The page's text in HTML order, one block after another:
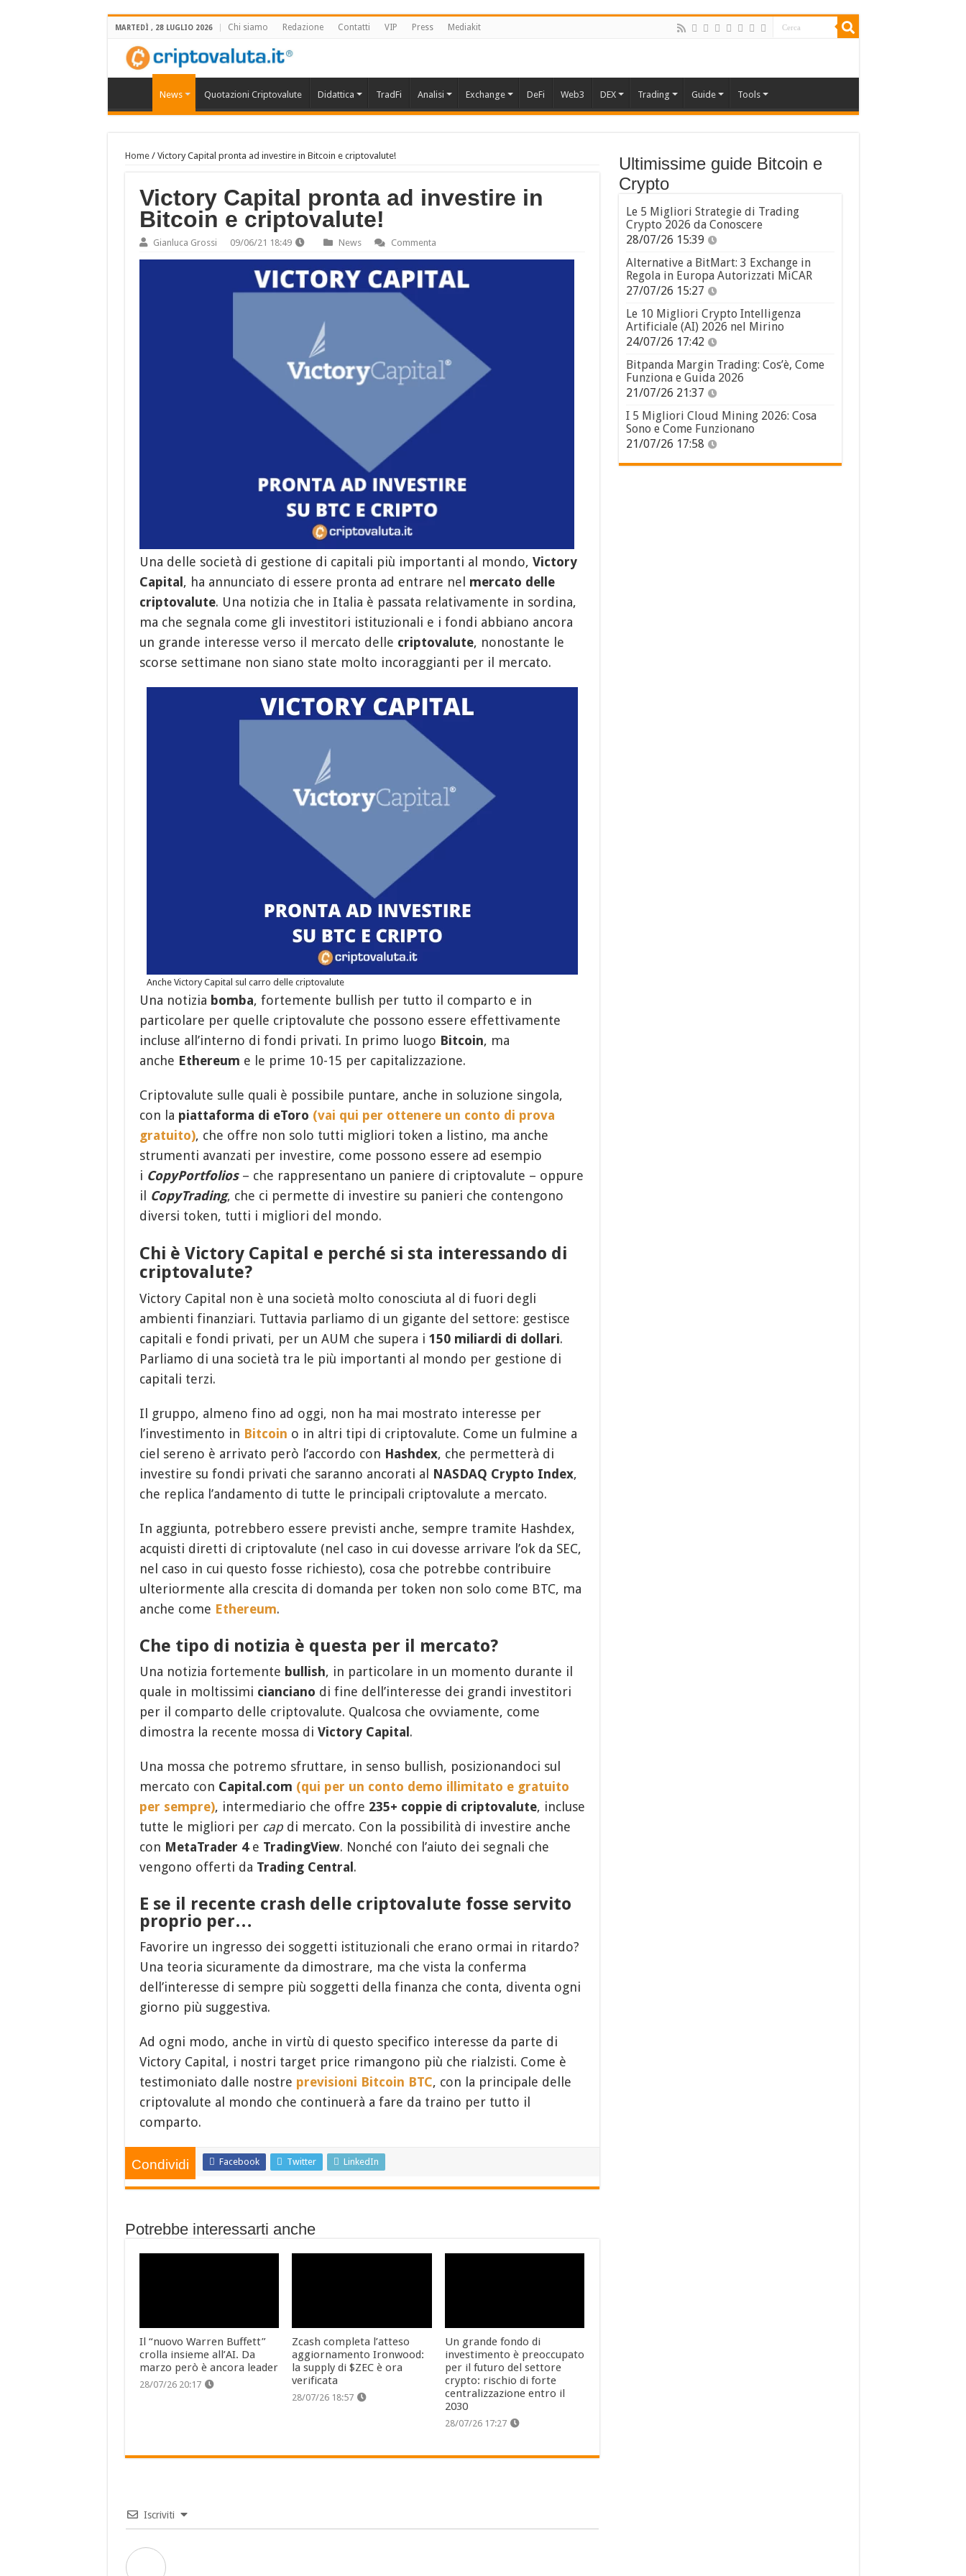
MARTEDÌ , 28 LUGLIO 2026 Chi siamo Redazione Contatti VIP Press Mediakit
News Quotazioni Criptovalute Didattica TradFi Analisi Exchange DeFi Web3 DEX Trading Guide Tools
Home/ Victory Capital pronta ad investire in Bitcoin e criptovalute!
Victory Capital pronta ad investire in
Bitcoin e criptovalute!
Gianluca Grossi 09/06/21 18:49 News Commenta
Una delle società di gestione di capitali più importanti al mondo, Victory
Capital , ha annunciato di essere pronta ad entrare nel mercato delle
criptovalute. Una notizia che in Italia è passata relativamente in sordina,
ma che segnala come gli investitori istituzionali e i fondi abbiano ancora
un grande interesse verso il mercato delle criptovalute, nonostante le
scorse settimane non siano state molto incoraggianti per il mercato.
Anche Victory Capital sul carro delle criptovalute
Una notizia bomba, fortemente bullish per tutto il comparto e in
particolare per quelle criptovalute che possono essere effettivamente
incluse all’interno di fondi privati. In primo luogo Bitcoin, ma
anche Ethereum e le prime 10-15 per capitalizzazione.
Criptovalute sulle quali è possibile puntare, anche in soluzione singola,
con la piattaforma di eToro (vai qui per ottenere un conto di prova
gratuito), che offre non solo tutti migliori token a listino, ma anche
strumenti avanzati per investire, come possono essere ad esempio
i CopyPortfolios– che rappresentano un paniere di criptovalute – oppure
il
CopyTrading, che ci permette di investire su panieri che contengono
diversi token, tutti i migliori del mondo.
Chi è Victory Capital e perché si sta interessando di
criptovalute?
Victory Capital non è una società molto conosciuta al di fuori degli
ambienti finanziari. Tuttavia parliamo di un gigante del settore: gestisce
capitali e fondi privati, per un AUM che supera i 150 miliardi di dollari.
Parliamo di una società tra le più importanti al mondo per gestione di
capitali terzi.
Il gruppo, almeno fino ad oggi, non ha mai mostrato interesse per
l’investimento in Bitcoin o in altri tipi di criptovalute. Come un fulmine a
ciel sereno è arrivato però l’accordo con Hashdex, che permetterà di
investire su fondi privati che saranno ancorati al
NASDAQ Crypto Index,
che replica l’andamento di tutte le principali criptovalute a mercato.
In aggiunta, potrebbero essere previsti anche, sempre tramite Hashdex,
acquisti diretti di criptovalute (nel caso in cui dovesse arrivare l’ok da SEC,
nel caso in cui questo fosse richiesto), cosa che potrebbe contribuire
ulteriormente alla crescita di domanda per token non solo come BTC, ma
anche come Ethereum.
Che tipo di notizia è questa per il mercato?
Una notizia fortemente bullish, in particolare in un momento durante il
quale in moltissimi cianciano di fine dell’interesse dei grandi investitori
per il comparto delle criptovalute. Qualcosa che ovviamente, come
dimostra la recente mossa di Victory Capital .
Una mossa che potremo sfruttare, in senso bullish, posizionandoci sul
mercato con Capital.com (qui per un conto demo illimitato e gratuito
per sempre), intermediario che offre 235+ coppie di criptovalute, incluse
tutte le migliori per capdi mercato. Con la possibilità di investire anche
con MetaTrader 4e TradingView. Nonché con l’aiuto dei segnali che
vengono offerti da Trading Central .
E se il recente crash delle criptovalute fosse servito
proprio per…
Favorire un ingresso dei soggetti istituzionali che erano ormai in ritardo?
Una teoria sicuramente da dimostrare, ma che vista la conferma
dell’interesse di sempre più soggetti della finanza che conta, diventa ogni
giorno più suggestiva.
Ad ogni modo, anche in virtù di questo specifico interesse da parte di
Victory Capital, i nostri target price rimangono più che rialzisti. Come è
testimoniato dalle nostre previsioni Bitcoin BTC, con la principale delle
criptovalute al mondo che continuerà a fare da traino per tutto il
comparto.
Condividi Facebook Twitter LinkedIn
Potrebbe interessarti anche
Il “nuovo Warren Buffett”
crolla insieme all’AI. Da
marzo però è ancora leader
28/07/26 20:17
Zcash completa l’atteso
aggiornamento Ironwood:
la supply di $ZEC è ora
verificata
28/07/26 18:57
Un grande fondo di
investimento è preoccupato
per il futuro del settore
crypto: rischio di forte
centralizzazione entro il
2030
28/07/26 17:27
Iscriviti
Ultimissime guide Bitcoin e
Crypto
Le 5 Migliori Strategie di Trading
Crypto 2026 da Conoscere
28/07/26 15:39
Alternative a BitMart: 3 Exchange in
Regola in Europa Autorizzati MiCAR
27/07/26 15:27
Le 10 Migliori Crypto Intelligenza
Artificiale (AI) 2026 nel Mirino
24/07/26 17:42
Bitpanda Margin Trading: Cos’è, Come
Funziona e Guida 2026
21/07/26 21:37
I 5 Migliori Cloud Mining 2026: Cosa
Sono e Come Funzionano
21/07/26 17:58